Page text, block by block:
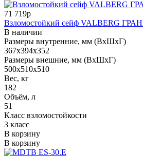
71 719р
Взломостойкий сейф VALBERG
В наличии
Размеры внутренние, мм (ВхШхГ)
367x394x352
Размеры внешние, мм (ВхШхГ)
500x510x510
Вес, кг
182
Объём, л
51
Класс взломостойкости
3 класс
В корзину
В корзину